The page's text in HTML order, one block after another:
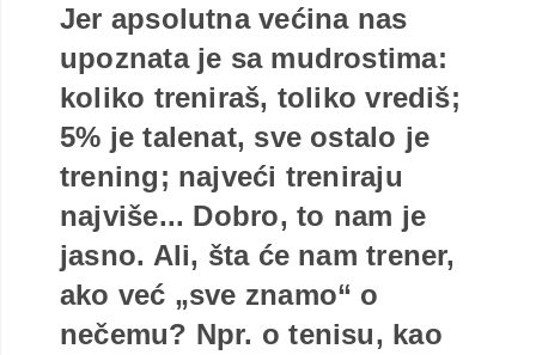
Jer apsolutna većina nas
upoznata je sa mudrostima:
koliko treniraš, toliko vrediš;
5% je talenat, sve ostalo je
trening; najveći treniraju
najviše... Dobro, to nam je
jasno. Ali, šta će nam trener,
ako već „sve znamo“ o
nečemu? Npr. o tenisu, kao